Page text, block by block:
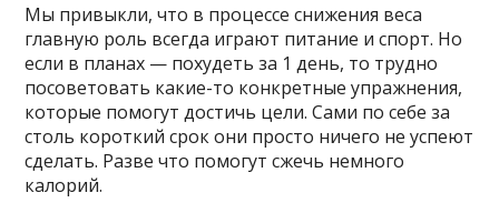
Мы привыкли, что в процессе снижения веса
главную роль всегда играют питание и спорт. Но
если в планах — похудеть за 1 день, то трудно
посоветовать какие-то конкретные упражнения,
которые помогут достичь цели. Сами по себе за
столь короткий срок они просто ничего не успеют
сделать. Разве что помогут сжечь немного
калорий.